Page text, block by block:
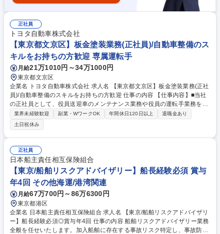
正社員
トヨタ自動車株式会社
【東京都文京区】板金塗装業務(正社員)/自動車整備のス
キルをお持ちの方歓迎 専属運転手
月給21万1010円～34万1000円
東京都文京区
企業名 トヨタ自動車株式会社 求人名 【東京都文京区】板金塗装業務(正社
員)/自動車整備のスキルをお持ちの方歓迎 仕事の内容 【仕事内容】■当社
の正社員として、役員送迎車のメンテナンス業務や役員の運転手業務をご
担当いただきます。当社では送迎車の修理や板金塗装も内製しており、修
理業務をリードできる人材を募集しております。 【具体的には】■役員や
来客の送迎業務をお任せします。まずは、東京都内を中心にスポットでお
取引先や役職者の送迎をお任せします。■事業所では自動車のメンテナン
スを実施いただきます。管理帳票の作成もございます。■ルート管理やナ
レッジ共有などスキルを高めるための自己研鑽の業務もあり成長し続けら
れる環境です。 【運転する車について】■アルファード、センチュリー、
レクサスなどを運転いただくことが多いです。 募集職種 【東京都文京
区】板金塗装業務(正社員)/自動車整備のスキルをお持ちの方歓迎
業界未経験歓迎 副業・WワークOK 年間休日120日以上
退職金あり
土日祝休み
正社員
日本船主責任相互保険組合
【東京/船舶リスクアドバイザリー】船長経験必須 賞与
年4回 その他海運/港湾関連
月給67万700円～86万6300円
東京都港区
企業名 日本船主責任相互保険組合 求人名 【東京/船舶リスクアドバイザリ
ー】船長経験必須◎賞与年4回 仕事の内容 船舶リスクアドバイザリー業務
全般を任せいたします。加入船舶に存在する事故リスク特定し、事故防止